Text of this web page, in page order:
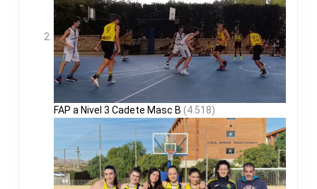
FAP a Nivel 3 Cadete Masc B (4.518)